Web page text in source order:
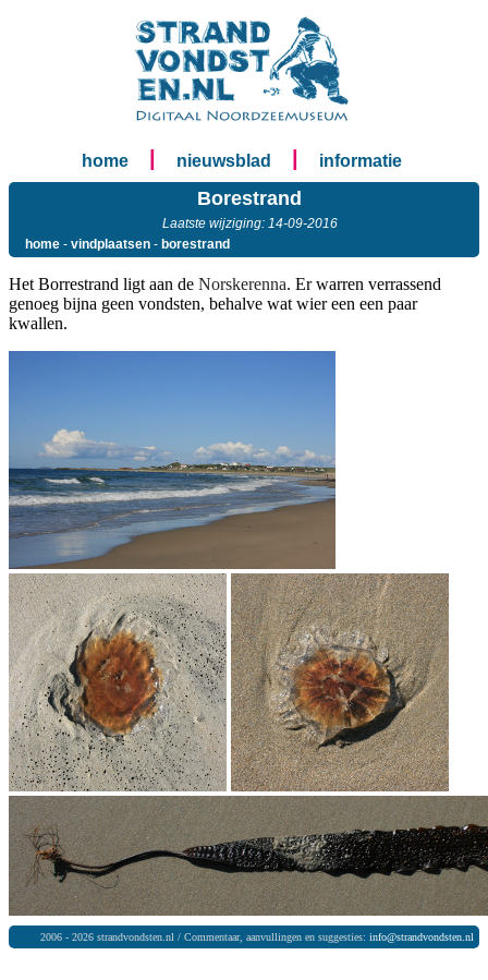
home nieuwsblad informatie
Borestrand
Laatste wijziging: 14-09-2016
home - vindplaatsen - borestrand
Het Borrestrand ligt aan de Norskerenna. Er warren verrassend
genoeg bijna geen vondsten, behalve wat wier een een paar
kwallen.
2006 - 2026 strandvondsten.nl / Commentaar, aanvullingen en suggesties: info@strandvondsten.nl